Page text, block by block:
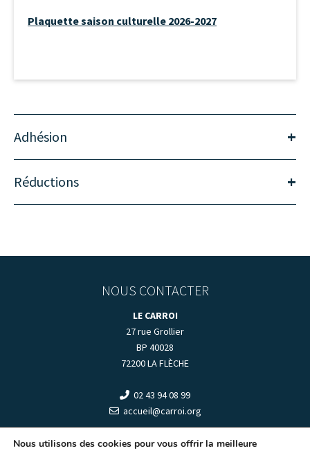
Plaquette saison culturelle 2026-2027
Adhésion +
Réductions +
NOUS CONTACTER
LE CARROI
27 rue Grollier
BP 40028
72200 LA FLÈCHE
02 43 94 08 99
accueil@carroi.org
+HORAIRES D'OUVERTURE+
Nous utilisons des cookies pour vous offrir la meilleure